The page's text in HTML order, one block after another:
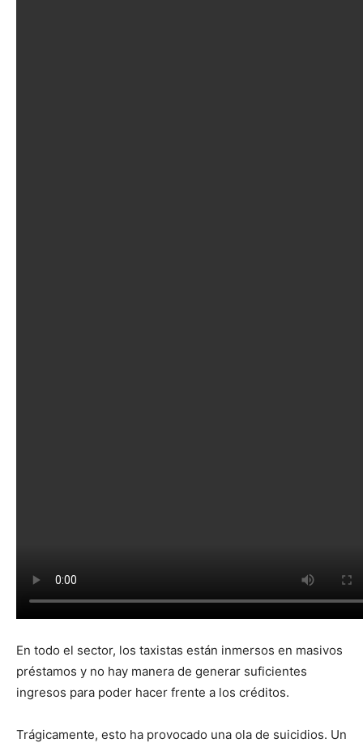
En todo el sector, los taxistas están inmersos en masivos
préstamos y no hay manera de generar suficientes
ingresos para poder hacer frente a los créditos.
Trágicamente, esto ha provocado una ola de suicidios. Un